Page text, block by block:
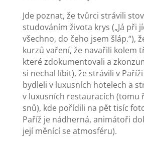
Jde poznat, že tvůrci strávili
studováním života krys („Já při
všechno, do čeho jsem šláp.“),
kurzů vaření, že navařili kolem
které zdokumentovali a
si nechal líbit), že strávili v
bydleli v luxusních hotelech a
v luxusních restauracích (tomu
snů), kde pořídili na pět tisíc
Paříž je nádherná, animátoři
její měnící se atmosféru).